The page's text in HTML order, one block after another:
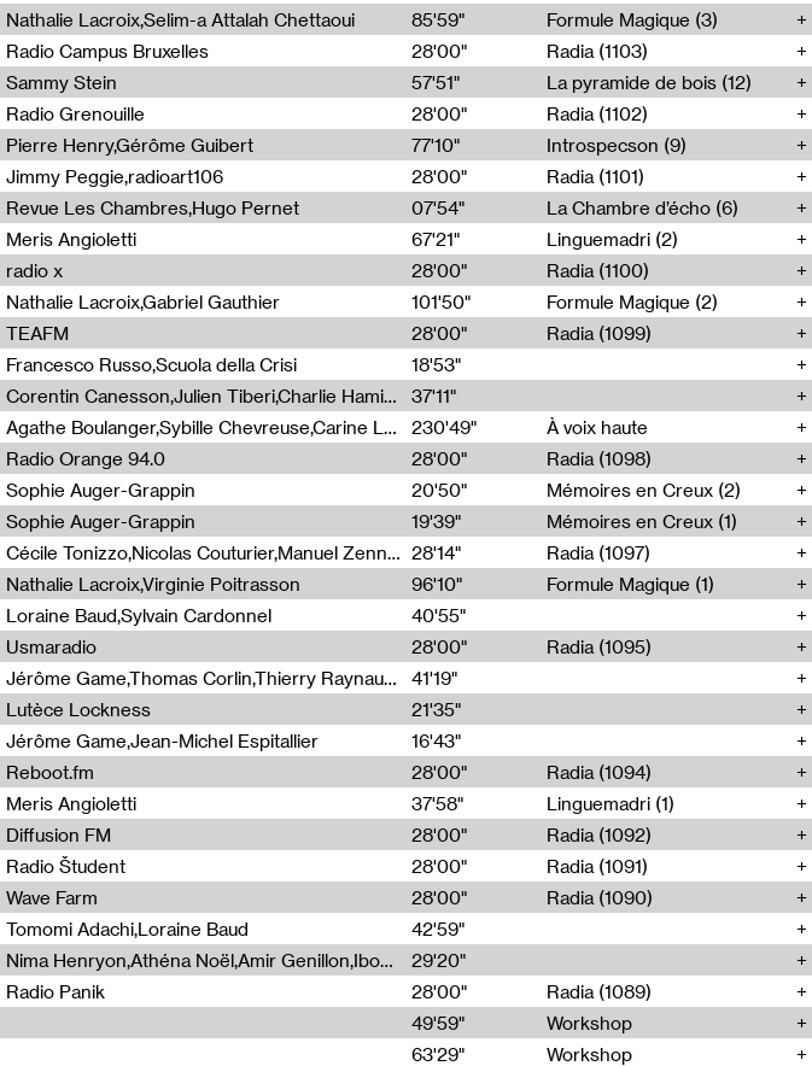
Nathalie Lacroix,Selim-a Attalah Chettaoui 85'59"
Formule Magique (3)
Radio Campus Bruxelles 28'00"
Radia (1103)
Sammy Stein 57'51"
La pyramide de bois (12)
Radio Grenouille 28'00"
Radia (1102)
Pierre Henry,Gérôme Guibert 77'10"
Introspecson (9)
Jimmy Peggie,radioart106 28'00"
Radia (1101)
Revue Les Chambres,Hugo Pernet 07'54"
La Chambre d’écho (6)
Meris Angioletti 67'21"
Linguemadri (2)
radio x 28'00"
Radia (1100)
Nathalie Lacroix,Gabriel Gauthier 101'50"
Formule Magique (2)
TEAFM 28'00"
Radia (1099)
Francesco Russo,Scuola della Crisi
18'53"
Corentin Canesson,Julien Tiberi,Charlie Hamish Jeffery
37'11"
Agathe Boulanger,Sybille Chevreuse,Carine Lendrin,Léna Monnier,Graziela Susin,Camille Zuber 230'49"
À voix haute
Radio Orange 94.0 28'00"
Radia (1098)
Sophie Auger-Grappin 20'50"
Mémoires en Creux (2)
Sophie Auger-Grappin 19'39"
Mémoires en Creux (1)
Cécile Tonizzo,Nicolas Couturier,Manuel Zenner,Aquila Lescene,Curtis Coco,Cyril Magnier 28'14"
Radia (1097)
Nathalie Lacroix,Virginie Poitrasson 96'10"
Formule Magique (1)
Loraine Baud,Sylvain Cardonnel
40'55"
Usmaradio 28'00"
Radia (1095)
Jérôme Game,Thomas Corlin,Thierry Raynaud,Hubert Colas
41'19"
Lutèce Lockness
21'35"
Jérôme Game,Jean-Michel Espitallier
16'43"
Reboot.fm 28'00"
Radia (1094)
Meris Angioletti 37'58"
Linguemadri (1)
Diffusion FM 28'00"
Radia (1092)
Radio Študent 28'00"
Radia (1091)
Wave Farm 28'00"
Radia (1090)
Tomomi Adachi,Loraine Baud
42'59"
Nima Henryon,Athéna Noël,Amir Genillon,Ibourayane Ahmadi,Manelle Cherrih,Honorine Gibello,John Weeber,Manon Joseph
29'20"
Radio Panik 28'00"
Radia (1089)
49'59"
Workshop
63'29"
Workshop